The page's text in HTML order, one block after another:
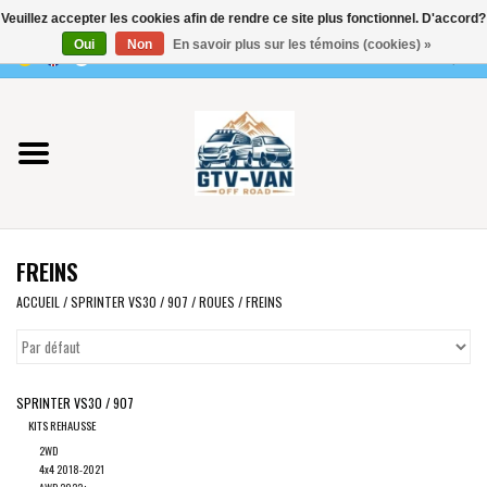
0 Articles - €0,00
Utilisez
les
flèches
haut
et
bas
pour
disponible.
Vito / classe V - 447
Viano /Vito 639
VW T7 2025
VW T6
VW T5
VW CRAFTER / MAN TGE
FREINS
ACCUEIL /SPRINTER VS30 / 907 /ROUES /FREINS
SPRINTER VS30 / 907
KITS REHAUSSE
2WD
4x4 2018-2021
Veuillez accepter les cookies afin de rendre ce site plus fonctionnel. D'accord?
Oui
Non En savoir plus sur les témoins (cookies) »